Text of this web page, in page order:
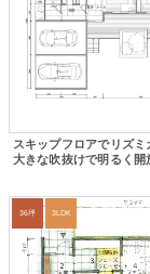
スキップフロアでリズミ
大きな吹抜けで明るく開
36坪 3LDK